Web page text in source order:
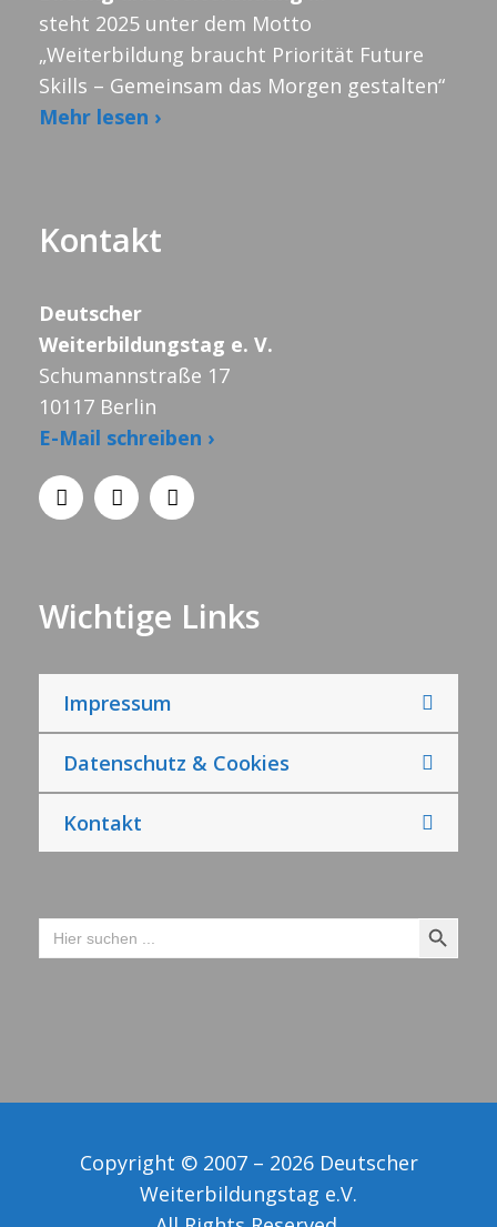
steht 2025 unter dem Motto
„Weiterbildung braucht Priorität Future
Skills – Gemeinsam das Morgen gestalten“
Mehr lesen ›
Kontakt
Deutscher
Weiterbildungstag e. V.
Schumannstraße 17
10117 Berlin
E-Mail schreiben ›
Wichtige Links
Impressum
Datenschutz & Cookies
Kontakt
Search
for:
Search Button
Copyright © 2007 – 2026 Deutscher
Weiterbildungstag e.V.